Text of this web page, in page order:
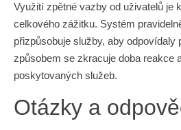
Využití zpětné vazby od uživatelů je
celkového zážitku. Systém
přizpůsobuje služby, aby odpovídaly
způsobem se zkracuje doba reakce
poskytovaných služeb.
Otázky a